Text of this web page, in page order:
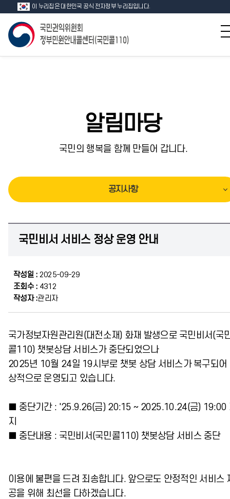
이 누리집은 대한민국 공식 전자정부 누리집입니다.
알림마당
국민의 행복을 함께 만들어 갑니다.
공지사항
국민비서 서비스 정상 운영 안내
작성일 : 2025-09-29
조회수 : 4312
작성자 :관리자
국가정보자원관리원(대전소재) 화재 발생으로 국민비서(국
콜110) 챗봇상담 서비스가 중단되었으나
2025년 10월 24일 19시부로 챗봇 상담 서비스가 복구되어
상적으로 운영되고 있습니다.
■ 중단기간 : '25.9.26(금) 20:15 ~ 2025.10.24(금) 19:00
지
■ 중단내용 : 국민비서(국민콜110) 챗봇상담 서비스 중단
이용에 불편을 드려 죄송합니다. 앞으로도 안정적인 서비스
공을 위해 최선을 다하겠습니다.